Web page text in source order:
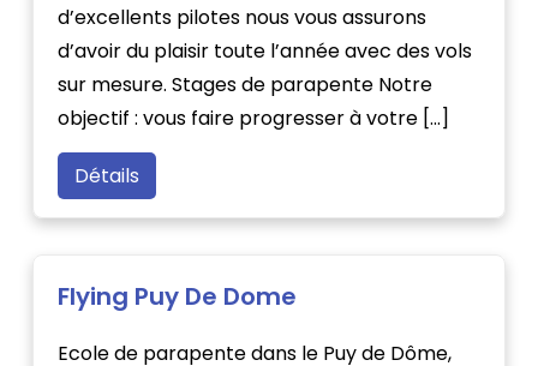
d’excellents pilotes nous vous assurons
d’avoir du plaisir toute l’année avec des vols
sur mesure. Stages de parapente Notre
objectif : vous faire progresser à votre […]
Détails
Flying Puy De Dome
Ecole de parapente dans le Puy de Dôme,